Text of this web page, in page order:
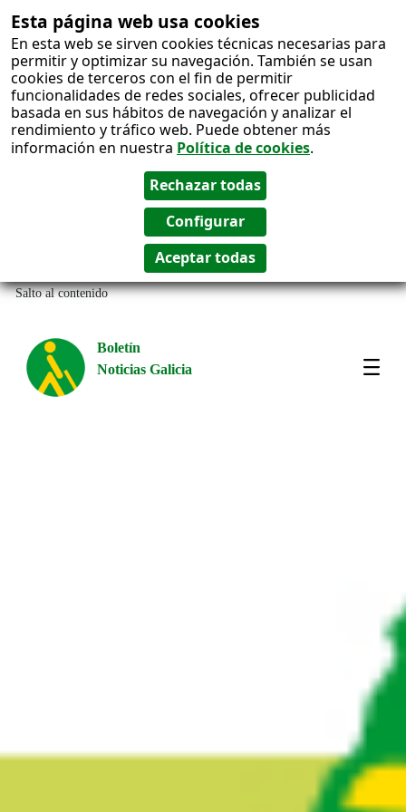
Esta página web usa cookies
En esta web se sirven cookies técnicas necesarias para
permitir y optimizar su navegación. También se usan
cookies de terceros con el fin de permitir
funcionalidades de redes sociales, ofrecer publicidad
basada en sus hábitos de navegación y analizar el
rendimiento y tráfico web. Puede obtener más
información en nuestra Política de cookies.
Salto al contenido
Boletín
Noticias Galicia